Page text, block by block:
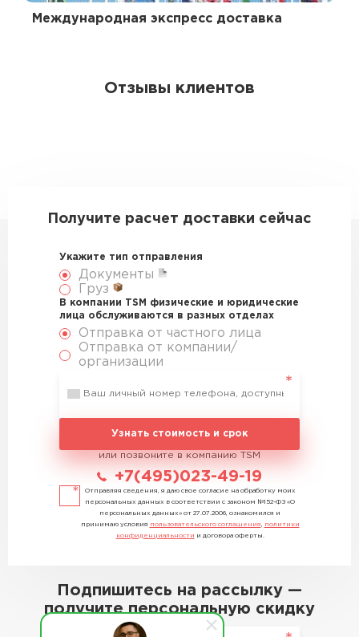
Международная экспресс доставка
Отзывы клиентов
Получите расчет доставки сейчас
Укажите тип отправления
Документы
Груз
В компании TSM физические и юридические
лица обслуживаются в разных отделах
Отправка от частного лица
Отправка от компании/
организации
Узнать стоимость и срок
или позвоните в компанию TSM
+7(495)023-49-19
Отправляя сведения, я даю свое согласие на обработку моих
персональных данных в соответствии с законом №152-ФЗ «О
персональных данных» от 27.07.2006, ознакомился и
принимаю условия пользовательского соглашения
политики
конфиденциальности и договора оферты.
Подпишитесь на рассылку —
получите персональную скидку